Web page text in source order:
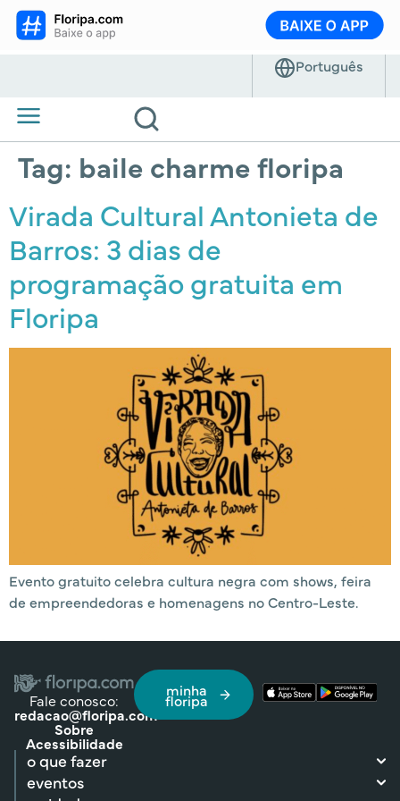
Tag: baile charme floripa
Virada Cultural Antonieta de
Barros: 3 dias de
programação gratuita em
Floripa
Evento gratuito celebra cultura negra com shows, feira
de empreendedoras e homenagens no Centro-Leste.
Fale conosco:
redacao@floripa.com
Sobre
Acessibilidade
minha
floripa
o que fazer
eventos